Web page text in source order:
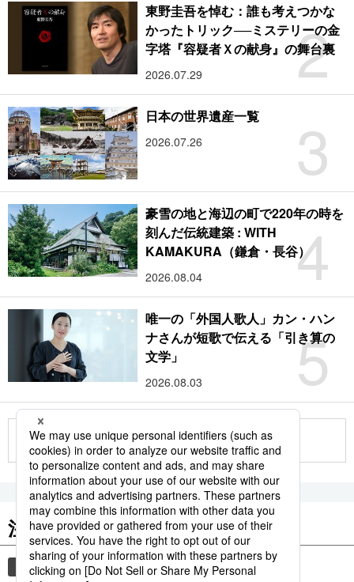
2
東野圭吾を悼む：誰も考えつかな
かったトリック──ミステリーの金
字塔『容疑者Ｘの献身』の舞台裏
2026.07.29
3
日本の世界遺産一覧
2026.07.26
4
豪雪の地と海辺の町で220年の時を
刻んだ伝統建築 : WITH
KAMAKURA（鎌倉・長谷）
2026.08.04
5
唯一の「外国人歌人」カン・ハン
ナさんが短歌で伝える「引き算の
文学」
2026.08.03
もっと見る
注目のキーワード
共同通信ニュース 時事通信ニュース 観光